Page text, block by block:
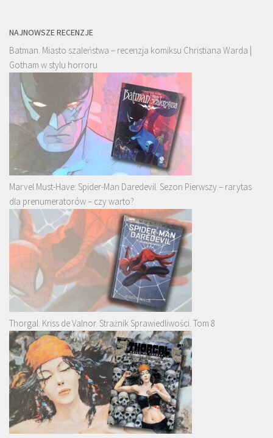
NAJNOWSZE RECENZJE
Batman. Miasto szaleństwa – recenzja komiksu Christiana Warda |
Gotham w stylu horroru
Marvel Must-Have: Spider-Man Daredevil. Sezon Pierwszy – rarytas
dla prenumeratorów – czy warto?
Thorgal. Kriss de Valnor. Strażnik Sprawiedliwości. Tom 8